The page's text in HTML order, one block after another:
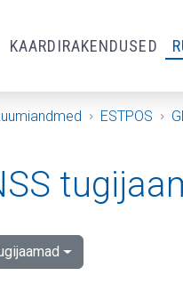
KAARDIRAKENDUSED
ESTPOS